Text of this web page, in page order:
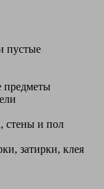
пустые
предметы
стены и пол
затирки, клея